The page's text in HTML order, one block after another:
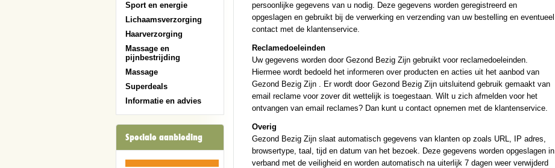
Sport en energie
Lichaamsverzorging
Haarverzorging
Massage en
pijnbestrijding
Massage
Superdeals
Informatie en advies
Speciale aanbieding
persoonlijke gegevens van u nodig. Deze gegevens worden geregistreerd en
opgeslagen en gebruikt bij de verwerking en verzending van uw bestelling en eventueel
contact met de klantenservice.
Reclamedoeleinden
Uw gegevens worden door Gezond Bezig Zijn gebruikt voor reclamedoeleinden.
Hiermee wordt bedoeld het informeren over producten en acties uit het aanbod van
Gezond Bezig Zijn . Er wordt door Gezond Bezig Zijn uitsluitend gebruik gemaakt van
email reclame voor zover dit wettelijk is toegestaan. Wilt u zich afmelden voor het
ontvangen van email reclames? Dan kunt u contact opnemen met de klantenservice.
Overig
Gezond Bezig Zijn slaat automatisch gegevens van klanten op zoals URL, IP adres,
browsertype, taal, tijd en datum van het bezoek. Deze gegevens worden opgeslagen in
verband met de veiligheid en worden automatisch na uiterlijk 7 dagen weer verwijderd